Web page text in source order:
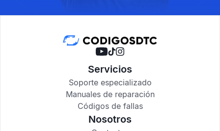
Servicios
Soporte especializado
Manuales de reparación
Códigos de fallas
Nosotros